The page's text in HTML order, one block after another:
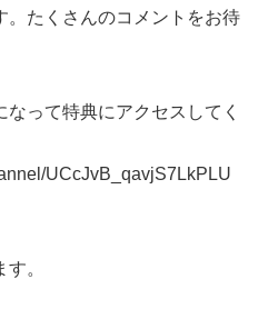
。たくさんのコメントをお待
って特典にアクセスしてく
UCcJvB_qavjS7LkPLU
。